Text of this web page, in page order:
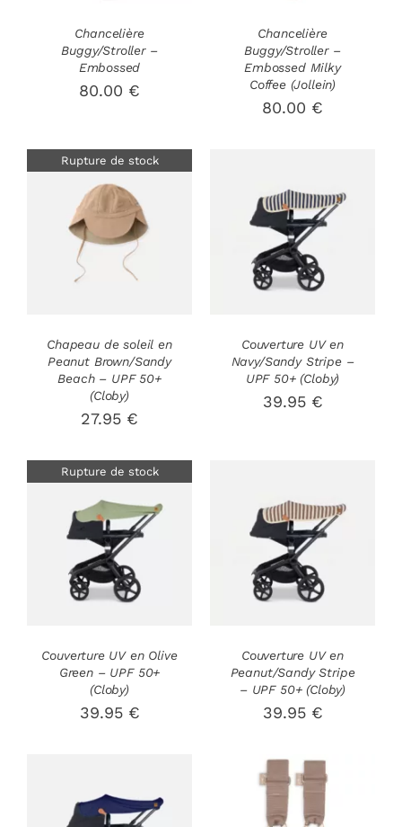
Chancelière
Buggy/Stroller –
Embossed
80.00 €
Chancelière
Buggy/Stroller –
Embossed Milky
Coffee (Jollein)
80.00 €
Rupture de stock
DÉTAILS
Chapeau de soleil en
Peanut Brown/Sandy
Beach – UPF 50+
(Cloby)
27.95 €
AJOUTER AU
PANIER
DÉTAILS
Couverture UV en
Navy/Sandy Stripe –
UPF 50+ (Cloby)
39.95 €
Rupture de stock
DÉTAILS
Couverture UV en Olive
Green – UPF 50+
(Cloby)
39.95 €
AJOUTER AU
PANIER
DÉTAILS
Couverture UV en
Peanut/Sandy Stripe
– UPF 50+ (Cloby)
39.95 €
AJOUTER AU
AJOUTER AU
PANIER
/